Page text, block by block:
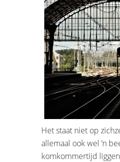
Het staat niet op
allemaal ook wel ’n
komkommertijd